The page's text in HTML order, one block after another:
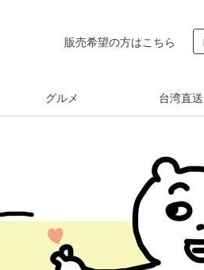
販売希望の方はこちら
グルメ 台湾直送